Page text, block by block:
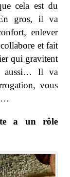
cela est du
En gros, il va
enlever
et fait
qui gravitent
aussi… Il va
vous
a un rôle